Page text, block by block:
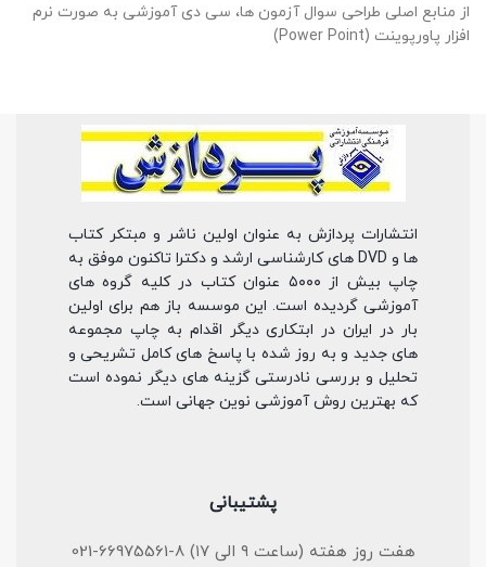
از منابع اصلی طراحی سوال آزمون ها، سی دی آموزشی به صورت نرم
افزار پاورپوینت (Power Point)
انتشارات پردازش به عنوان اولین ناشر و مبتکر کتاب
ها و DVD های کارشناسی ارشد و دکترا تاکنون موفق به
چاپ بیش از ۵۰۰۰ عنوان کتاب در کلیه گروه های
آموزشی گردیده است. این موسسه باز هم برای اولین
بار در ایران در ابتکاری دیگر اقدام به چاپ مجموعه
های جدید و به روز شده با پاسخ های کامل تشریحی و
تحلیل و بررسی نادرستی گزینه های دیگر نموده است
که بهترین روش آموزشی نوین جهانی است.
پشتیبانی
هفت روز هفته (ساعت ۹ الی ۱۷) 8-66975561-021